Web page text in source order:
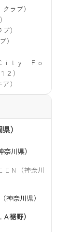
ラブ）
）
）
ｉｔｙ Ｆｏ
）
）
）
川県）
Ｎ（神奈川
神奈川県）
裾野）